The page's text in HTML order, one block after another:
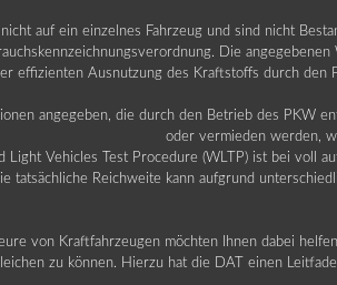
nicht auf ein einzelnes Fahrzeug und sind nicht
Die
effizienten Ausnutzung des Kraftstoffs durch den
angegeben, die durch den Betrieb des PKW
oder vermieden werden,
Light Vehicles Test Procedure (WLTP) ist bei voll
tatsächliche Reichweite kann aufgrund
von Kraftfahrzeugen möchten Ihnen dabei
zu können. Hierzu hat die DAT einen